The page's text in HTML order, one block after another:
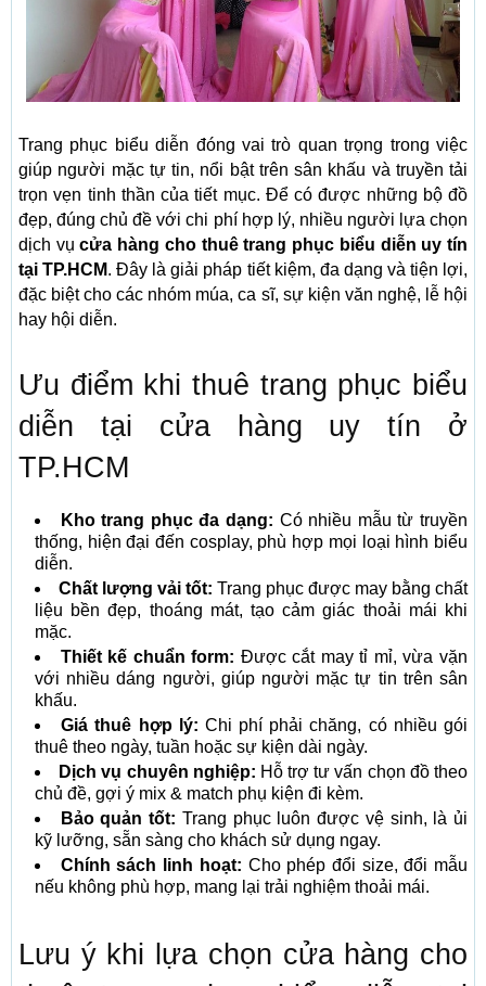
Trang phục biểu diễn đóng vai trò quan trọng trong việc
giúp người mặc tự tin, nổi bật trên sân khấu và truyền tải
trọn vẹn tinh thần của tiết mục. Để có được những bộ đồ
đẹp, đúng chủ đề với chi phí hợp lý, nhiều người lựa chọn
dịch vụcửa hàng cho thuê trang phục biểu diễn uy tín
tại TP.HCM. Đây là giải pháp tiết kiệm, đa dạng và tiện lợi,
đặc biệt cho các nhóm múa, ca sĩ, sự kiện văn nghệ, lễ hội
hay hội diễn.
Ưu điểm khi thuê trang phục biểu
diễn tại cửa hàng uy tín ở
TP.HCM
Kho trang phục đa dạng: Có nhiều mẫu từ truyền
thống, hiện đại đến cosplay, phù hợp mọi loại hình biểu
diễn.
Chất lượng vải tốt: Trang phục được may bằng chất
liệu bền đẹp, thoáng mát, tạo cảm giác thoải mái khi
mặc.
Thiết kế chuẩn form: Được cắt may tỉ mỉ, vừa vặn
với nhiều dáng người, giúp người mặc tự tin trên sân
khấu.
Giá thuê hợp lý: Chi phí phải chăng, có nhiều gói
thuê theo ngày, tuần hoặc sự kiện dài ngày.
Dịch vụ chuyên nghiệp: Hỗ trợ tư vấn chọn đồ theo
chủ đề, gợi ý mix & match phụ kiện đi kèm.
Bảo quản tốt: Trang phục luôn được vệ sinh, là ủi
kỹ lưỡng, sẵn sàng cho khách sử dụng ngay.
Chính sách linh hoạt: Cho phép đổi size, đổi mẫu
nếu không phù hợp, mang lại trải nghiệm thoải mái.
Lưu ý khi lựa chọn cửa hàng cho